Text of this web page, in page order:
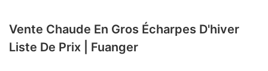
Vente Chaude En Gros Écharpes D'hiver
Liste De Prix | Fuanger